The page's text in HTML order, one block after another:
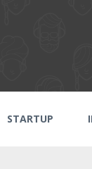
STARTUP